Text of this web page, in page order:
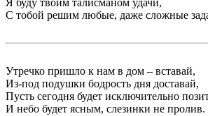
Я буду твоим талисманом удачи,
С тобой решим любые, даже сложные
Утречко пришло к нам в дом – вставай,
Из-под подушки бодрость дня доставай,
Пусть сегодня будет исключительно
И небо будет ясным, слезинки не пролив.